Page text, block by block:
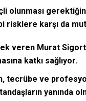
olunması
risklere karşı da
veren Murat
katkı sağlıyor.
tecrübe ve
yanında